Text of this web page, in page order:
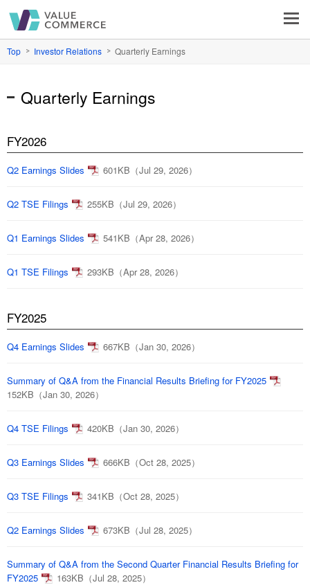
Top Investor Relations Quarterly Earnings
Quarterly Earnings
FY2026
Q2 Earnings Slides 601KB（Jul 29, 2026）
Q2 TSE Filings 255KB（Jul 29, 2026）
Q1 Earnings Slides 541KB（Apr 28, 2026）
Q1 TSE Filings 293KB（Apr 28, 2026）
FY2025
Q4 Earnings Slides 667KB（Jan 30, 2026）
Summary of Q&A from the Financial Results Briefing for FY2025
152KB（Jan 30, 2026）
Q4 TSE Filings 420KB（Jan 30, 2026）
Q3 Earnings Slides 666KB（Oct 28, 2025）
Q3 TSE Filings 341KB（Oct 28, 2025）
Q2 Earnings Slides 673KB（Jul 28, 2025）
Summary of Q&A from the Second Quarter Financial Results Briefing for
FY2025
163KB（Jul 28, 2025）